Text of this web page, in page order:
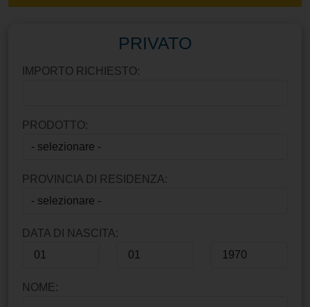
PRIVATO
IMPORTO RICHIESTO:
PRODOTTO:
PROVINCIA DI RESIDENZA:
DATA DI NASCITA:
NOME: